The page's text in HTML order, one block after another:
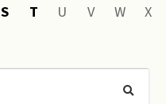
S T U V W
X